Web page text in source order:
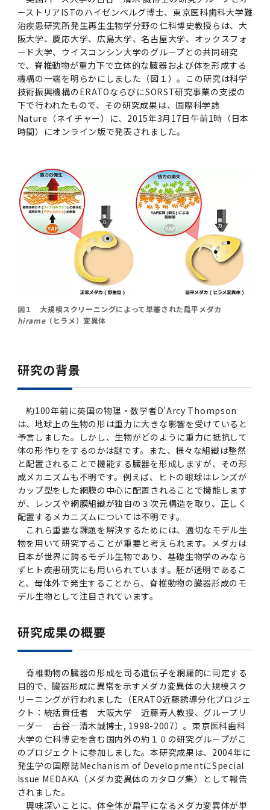
動物実験等に関する情報
企業等からの資金提供状況の公表
女性活躍推進法による一般事業主行動計画
次世代育成支援対策推進法による一般事業主行
女性の活躍推進に向けた取り組み
目標とする教員の適正な年齢構成
キャンパスマスタープラン2016
国立大学法人ガバナンス・コード報告書
役員会議事概要について
次世代認定マーク「くるみん」を取得しました
（基準適合一般事業主認定）
（旧TMDU卓越大学院生制度）対象学生（秋入
学対象）の募集について
Call for Applications to TMDU-SPRING
Program (formerly the TMDU WISE
Program) for the 2024 Academic Year
令和6年度（2024年度）東京医科歯科大学
「TMDU-SPRING」対象学生の募集について
Call for Application to TMDU WISE
Programs (II) for the 2023 Academic Year
by Eligible Students (*Autumn admission)
令和５年度（２０２３年度）東京医科歯科大学
「卓越大学院生制度（Ⅱ）」対象学生（秋入学
対象）の募集について
歯学部在学生
大学院在学生
附属学校在学生
学生相談支援室
障害を理由とする差別の解消の推進に関する対
応要領
バリアフリーマップ
困りごと対策貸出グッズ
令和６年度（２０２４年度）東京医科歯科大学
「研究者早期育成コース」採用決定通知書授与
式を行いました。
令和５年度（２０２３年度）東京医科歯科大学
「研究者早期育成コース及び研究者養成コー
ス」採用決定通知書授与式を行いました。
「研究者早期育成コース及び研究者養成コー
ス」採用決定通知書授与式を行いました。
令和３年度（２０２１年度）東京医科歯科大学
「卓越大学院生制度（Ⅰ）」採用決定通知書授
与式を行いました。
就職支援ガイド
外国人留学生の就職情報について
就職活動体験談について
OB・OG情報について
進路届の提出について
その他 就職関連情報（推薦書等）
2023年（49.5MB）
2022年（38.1 MB）
2021年（PDF：71.9 MB）
2020年 （PDF：67.8MB）
2018年 （PDF：83.3MB）
2017年 （PDF：75.1MB）
2016年 （PDF：73.0MB）
2015年 （PDF：83.3MB）
2014年 （PDF：21.4MB）
セミナー・特別講義トップ
2026年度
2025年度
2023年度
2022年度
2021年度
2018年度
2016年度
2015年度
2014年度
2013年度
2012年度
2011年度
設置計画履行状況報告書
2023年（PDF：4.5MB）
2022年（PDF：53.8 MB）
2021年（PDF：4.5 MB）
2020年 （PDF：4.6MB）
2019年 （PDF：5.2MB）
2018年 （PDF：18.7MB）
2017年 （PDF：7.2MB）
2016年 （PDF：13.5MB）
2015年 （PDF：2.3MB）
大学統合時の教育・学生生活について（受験生
向け）
Regarding education and student life after
the integration（For prospective
students）
大学統合時の教育・学生生活について（在学生
向け）
the integration (For current students)
教学IR関連公開情報
教学IR関連公開情報トップ
卒業生進路アンケート
科目評価（旧 科目別アンケート）
教学IR 業績・活動
統合イノベーション機構
統合イノベーション機構トップ
医療ビッグデータによるトータル・ヘルスケア
イノベーション創出の基盤構築プロジェクト
オープンイノベーションセンター
ヘルスサイエンスR&Dセンター
若手研究者支援センター（統合研究機構）
研究基盤クラスター（統合研究機構）
研究基盤クラスター（統合研究機構）トップ
実験動物センター
生命倫理研究センター
疾患バイオリソースセンター
先端医歯工学創成クラスター（統合研究機構）
トップ
再生医療研究センター
再生医療研究センター（微生物安全性グルー
脳統合機能研究センター
核酸・ペプチド創薬治療研究センター
統合研究機構から他部局へ異動したセンタート
ップ
低侵襲医療センター（旧：低侵襲医歯学研究セ
統合国際機構
統合情報機構（図書館部門・ITセキュリティ部
門）
統合情報機構（図書館部門・ITセキュリティ部
門）トップ
ITセキュリティ部門（学内専用サイト）
図書館部門
図書館部門トップ
図書館講習会
イマキク
情報システムポータル
お茶の水医学雑誌
デジタル変革推進事務室
学生支援・保健管理機構
学生支援・保健管理機構トップ
保健管理センター
湯島学生支援センター
湯島学生支援センタートップ
学生相談支援室
ダイバーシティ・インクルージョン室
環境安全管理室
環境安全管理室トップ
環境報告書
広報部
研究大学強化促進事業に関する情報・評価
ーストリアISTのハイゼンベルグ博士、東京医科歯科大学難
治疾患研究所発生再生生物学分野の仁科博史教授らは、大
阪大学、慶応大学、広島大学、名古屋大学、オックスフォ
ード大学、ウイスコンシン大学のグループとの共同研究
で、脊椎動物が重力下で立体的な臓器および体を形成する
機構の一端を明らかにしました（図１）。この研究は科学
技術振興機構のERATOならびにSORST研究事業の支援の
下で行われたもので、その研究成果は、国際科学誌
Nature（ネイチャー）に、2015年3月17日午前1時（日本
時間）にオンライン版で発表されました。
図１ 大規模スクリーニングによって単離された扁平メダカ
hirame（ヒラメ）変異体
研究の背景
約100年前に英国の物理・数学者D’Arcy Thompson
は、地球上の生物の形は重力に大きな影響を受けていると
予言しました。しかし、生物がどのように重力に抵抗して
体の形作りをするのかは謎です。また、様々な組織は整然
と配置されることで機能する臓器を形成しますが、その形
成メカニズムも不明です。例えば、ヒトの眼球はレンズが
カップ型をした網膜の中心に配置されることで機能します
が、レンズや網膜組織が独自の３次元構造を取り、正しく
配置するメカニズムについては不明です。
これら重要な課題を解決するためには、適切なモデル生
物を用いて研究することが重要と考えられます。メダカは
日本が世界に誇るモデル生物であり、基礎生物学のみなら
ずヒト疾患研究にも用いられています。胚が透明であるこ
と、母体外で発生することから、脊椎動物の臓器形成のモ
デル生物として注目されています。
研究成果の概要
脊椎動物の臓器の形成を司る遺伝子を網羅的に同定する
目的で、臓器形成に異常を示すメダカ変異体の大規模スク
リーニングが行われました（ERATO近藤誘導分化プロジェ
クト：統括責任者 大阪大学 近藤寿人教授、グループリ
ーダー 古谷—清木誠博士, 1998-2007）。東京医科歯科
大学の仁科博史を含む国内外の約１０の研究グループがこ
のプロジェクトに参加しました。本研究成果は、2004年に
発生学の国際誌Mechanism of DevelopmentにSpecial
Issue MEDAKA（メダカ変異体のカタログ集）として報告
されました。
興味深いことに、体全体が扁平になるメダカ変異体が単